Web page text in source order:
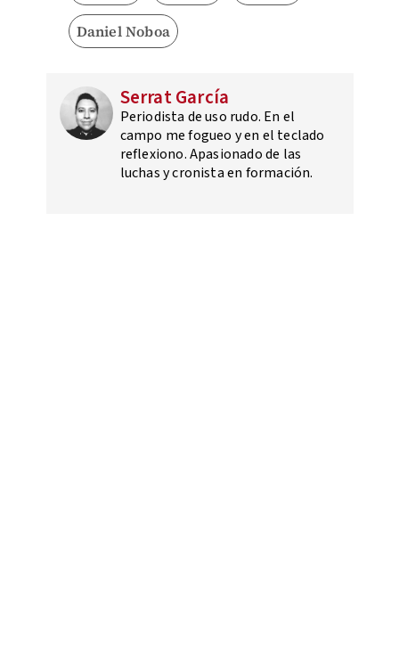
Daniel Noboa
Serrat García
Periodista de uso rudo. En el
campo me fogueo y en el teclado
reflexiono. Apasionado de las
luchas y cronista en formación.